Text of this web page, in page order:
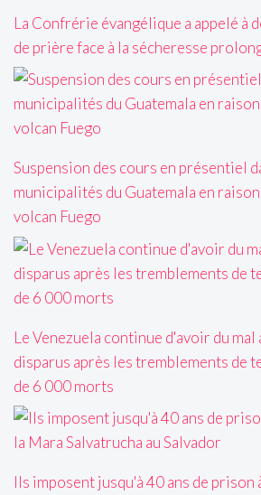
La Confrérie évangélique a appelé à
de prière face à la sécheresse
Suspension des cours en présentiel
municipalités du Guatemala en
volcan Fuego
Le Venezuela continue d'avoir du mal
disparus après les tremblements de
de 6 000 morts
Ils imposent jusqu'à 40 ans de prison